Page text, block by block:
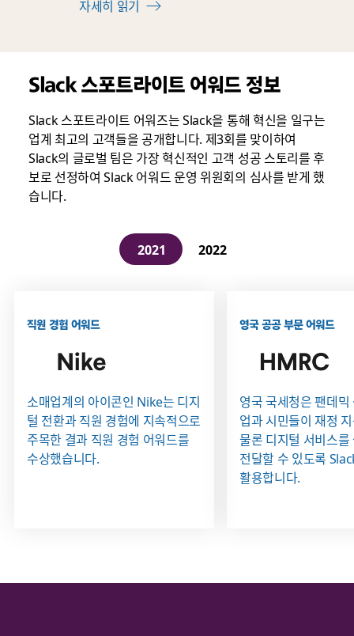
자세히 읽기
Slack 스포트라이트 어워드 정보
Slack 스포트라이트 어워즈는 Slack을 통해 혁신을 일구는
업계 최고의 고객들을 공개합니다. 제3회를 맞이하여
Slack의 글로벌 팀은 가장 혁신적인 고객 성공 스토리를 후
보로 선정하여 Slack 어워드 운영 위원회의 심사를 받게 했
습니다.
2021 2022
직원 경험 어워드
소매업계의 아이콘인 Nike는 디지
털 전환과 직원 경험에 지속적으로
주목한 결과 직원 경험 어워드를
수상했습니다.
영국 공공 부문 어워드
영국 국세청은 팬데
업과 시민들이 재정
물론 디지털 서비스를
전달할 수 있도록
활용합니다.